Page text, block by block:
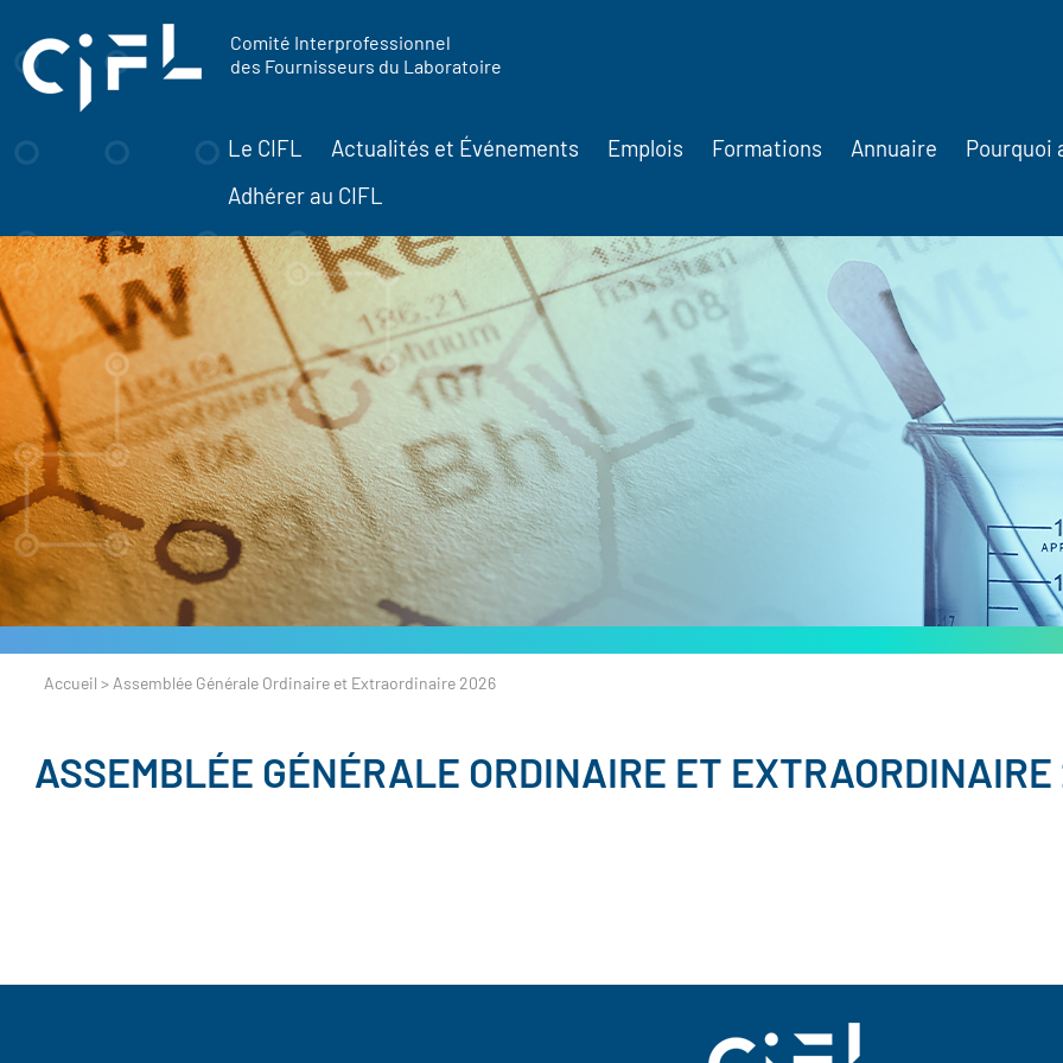
Comité Interprofessionnel
des Fournisseurs du Laboratoire
Le CIFL Actualités et Événements Emplois Formations Annuaire Pourquoi
Adhérer au CIFL
Accueil > Assemblée Générale Ordinaire et Extraordinaire 2026
ASSEMBLÉE GÉNÉRALE ORDINAIRE ET